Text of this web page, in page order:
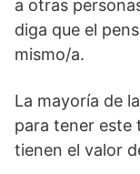
a otras
diga que el
mismo/a.
La mayoría de
para tener este
tienen el valor